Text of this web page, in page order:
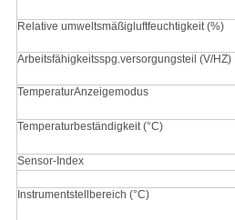
Relative umweltsmäßigluftfeuchtigkeit (%)
Arbeitsfähigkeitsspg.versorgungsteil (V/HZ)
TemperaturAnzeigemodus
Temperaturbeständigkeit (°C)
Sensor-Index
Instrumentstellbereich (°C)